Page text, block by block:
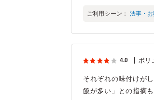
ご利用シーン： 法事・
4.0 ボリ
それぞれの味付けが
飯が多い」との指摘